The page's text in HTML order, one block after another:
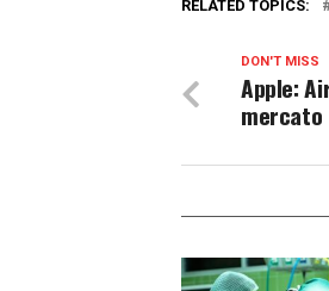
RELATED TOPICS:
DON'T MISS
Apple:
mercato